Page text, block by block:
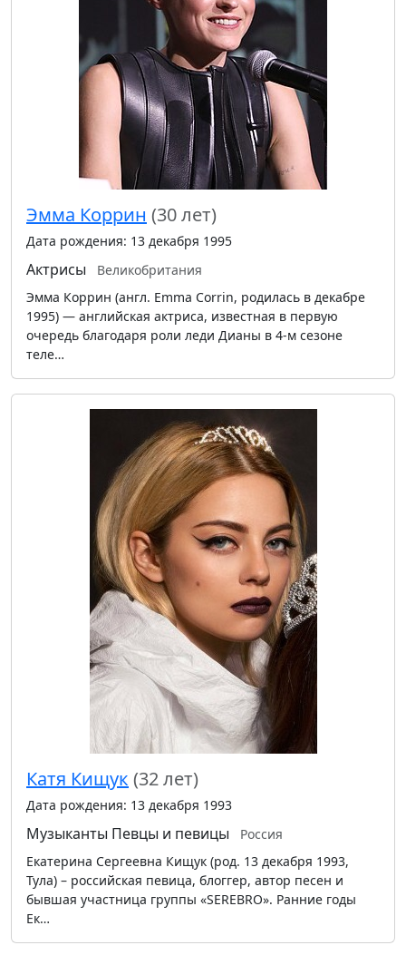
Эмма Коррин (30 лет)
Дата рождения: 13 декабря 1995
Актрисы
Великобритания
Эмма Коррин (англ. Emma Corrin, родилась в декабре
1995) — английская актриса, известная в первую
очередь благодаря роли леди Дианы в 4-м сезоне
теле…
Катя Кищук (32 лет)
Дата рождения: 13 декабря 1993
Музыканты Певцы и певицы
Россия
Екатерина Сергеевна Кищук (род. 13 декабря 1993,
Тула) – российская певица, блоггер, автор песен и
бывшая участница группы «SEREBRO». Ранние годы
Ек…